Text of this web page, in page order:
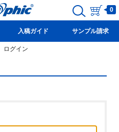
0
入稿ガイド サンプル請求
ログイン